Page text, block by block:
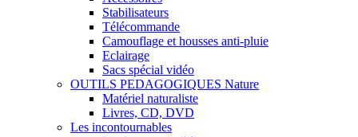
Stabilisateurs
Télécommande
Camouflage et housses anti-pluie
Eclairage
Sacs spécial vidéo
OUTILS PEDAGOGIQUES Nature
Matériel naturaliste
Livres, CD, DVD
Les incontournables